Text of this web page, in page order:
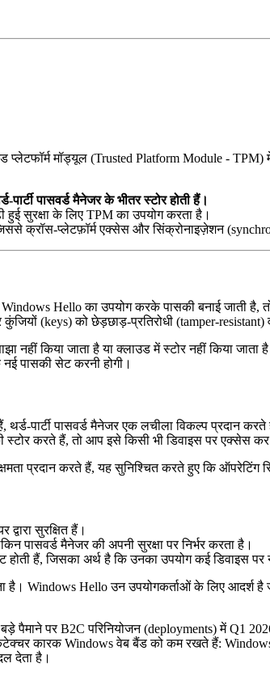
मॉड्यूल (Trusted Platform Module - TPM) में
पासवर्ड मैनेजर के भीतर स्टोर होती हैं।
हुई सुरक्षा के लिए TPM का उपयोग करता है।
क्रॉस-प्लेटफ़ॉर्म एक्सेस और सिंक्रोनाइज़ेशन
Hello का उपयोग करके पासकी बनाई जाती है,
(keys) को छेड़छाड़-प्रतिरोधी (tamper-resistant)
किया जाता है या क्लाउड में स्टोर नहीं किया
पासकी सेट करनी होगी।
पार्टी पासवर्ड मैनेजर एक लचीला विकल्प प्रदान
करते हैं, तो आप इसे किसी भी डिवाइस पर एक्सेस
प्रदान करते हैं, यह सुनिश्चित करते हुए कि
सुरक्षित हैं।
पासवर्ड मैनेजर की अपनी सुरक्षा पर निर्भर करता है।
होती हैं, जिसका अर्थ है कि उनका उपयोग कई डिवाइस
है। Windows Hello उन उपयोगकर्ताओं के लिए आदर्श
पैमाने पर B2C परिनियोजन (deployments) में Q1
कारक Windows वेब बैंड को कम रखते हैं:
देता है।